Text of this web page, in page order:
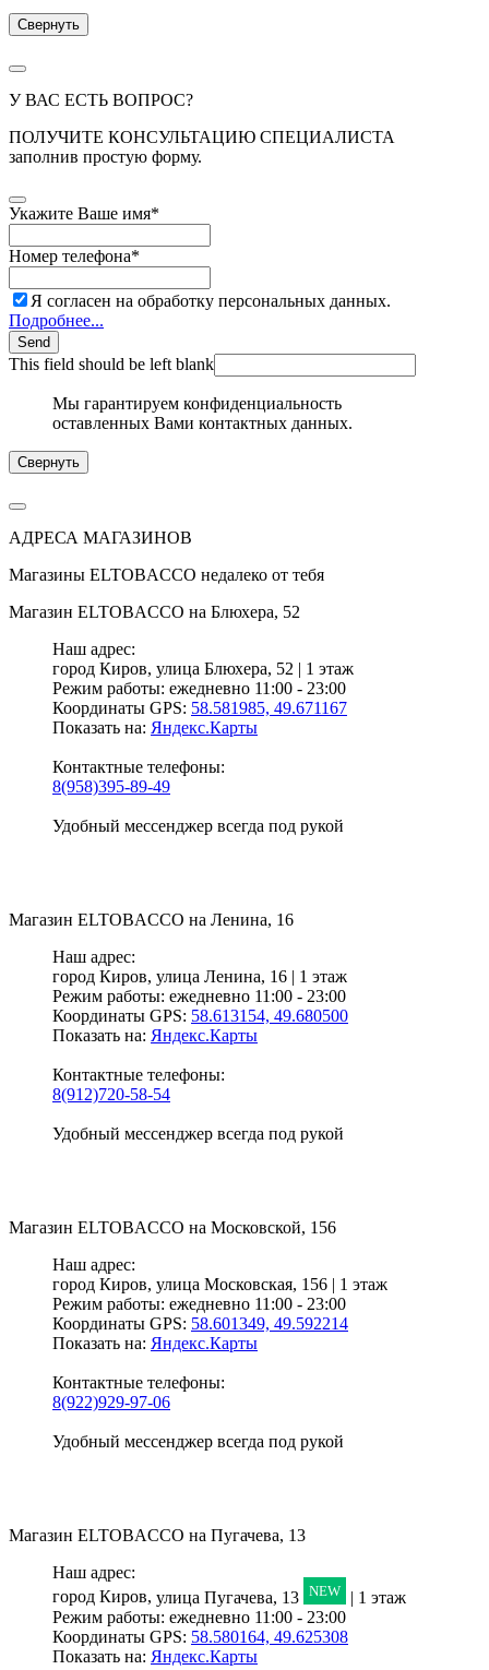
Свернуть
У ВАС ЕСТЬ ВОПРОС?
ПОЛУЧИТЕ КОНСУЛЬТАЦИЮ СПЕЦИАЛИСТА
заполнив простую форму.
Укажите Ваше имя*
Номер телефона*
Я согласен на обработку персональных данных.
Подробнее...
Send
This field should be left blank
Мы гарантируем конфиденциальность
оставленных Вами контактных данных.
Свернуть
АДРЕСА МАГАЗИНОВ
Магазины ELTOBACCO недалеко от тебя
Магазин ELTOBACCO на Блюхера, 52
Наш адрес:
город Киров, улица Блюхера, 52 | 1 этаж
Режим работы: ежедневно 11:00 - 23:00
Координаты GPS: 58.581985, 49.671167
Показать на: Яндекс.Карты
Контактные телефоны:
8(958)395-89-49
Удобный мессенджер всегда под рукой
Магазин ELTOBACCO на Ленина, 16
Наш адрес:
город Киров, улица Ленина, 16 | 1 этаж
Режим работы: ежедневно 11:00 - 23:00
Координаты GPS: 58.613154, 49.680500
Показать на: Яндекс.Карты
Контактные телефоны:
8(912)720-58-54
Удобный мессенджер всегда под рукой
Магазин ELTOBACCO на Московской, 156
Наш адрес:
город Киров, улица Московская, 156 | 1 этаж
Режим работы: ежедневно 11:00 - 23:00
Координаты GPS: 58.601349, 49.592214
Показать на: Яндекс.Карты
Контактные телефоны:
8(922)929-97-06
Удобный мессенджер всегда под рукой
Магазин ELTOBACCO на Пугачева, 13
Наш адрес:
город Киров, улица Пугачева, 13 NEW
| 1 этаж
Режим работы: ежедневно 11:00 - 23:00
Координаты GPS: 58.580164, 49.625308
Показать на: Яндекс.Карты